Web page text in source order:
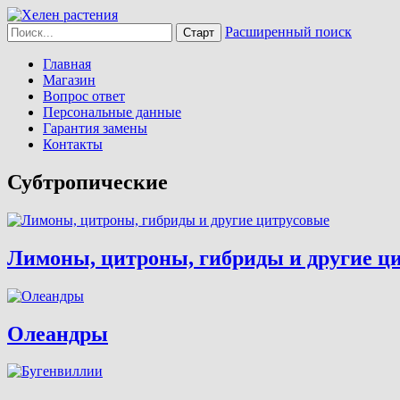
Расширенный поиск
Главная
Магазин
Вопрос ответ
Персональные данные
Гарантия замены
Контакты
Субтропические
Лимоны, цитроны, гибриды и другие
Олеандры